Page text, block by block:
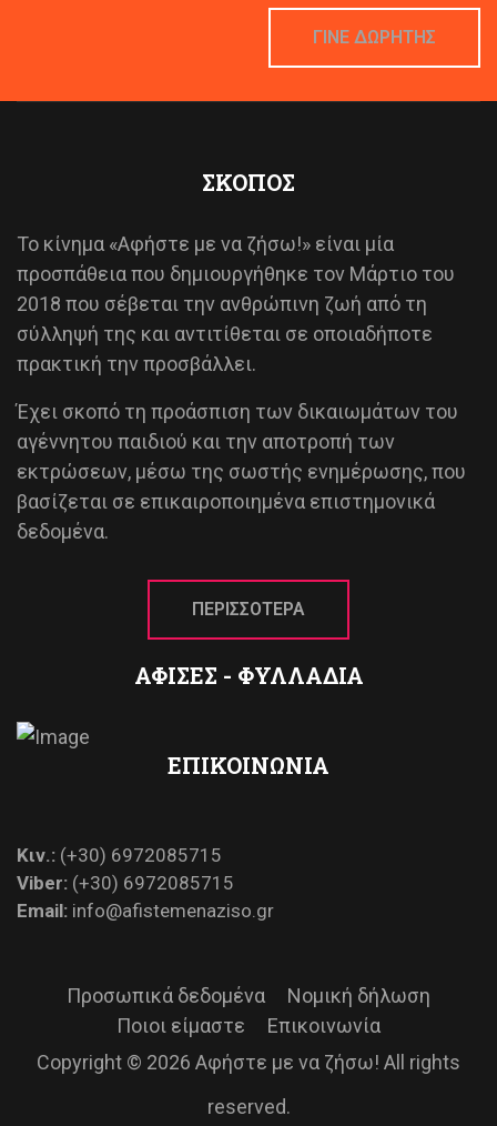
ΓΙΝΕ ΔΩΡΗΤΗΣ
ΣΚΟΠΟΣ
Το κίνημα «Αφήστε με να ζήσω!» είναι μία
προσπάθεια που δημιουργήθηκε τον Μάρτιο του
2018 που σέβεται την ανθρώπινη ζωή από τη
σύλληψή της και αντιτίθεται σε οποιαδήποτε
πρακτική την προσβάλλει.
Έχει σκοπό τη προάσπιση των δικαιωμάτων του
αγέννητου παιδιού και την αποτροπή των
εκτρώσεων, μέσω της σωστής ενημέρωσης, που
βασίζεται σε επικαιροποιημένα επιστημονικά
δεδομένα.
ΠΕΡΙΣΣΟΤΕΡΑ
ΑΦΙΣΕΣ - ΦΥΛΛΑΔΙΑ
ΕΠΙΚΟΙΝΩΝΙΑ
Κιν.: (+30) 6972085715
Viber: (+30) 6972085715
Email: info@afistemenaziso.gr
Προσωπικά δεδομένα
Νομική δήλωση
Ποιοι είμαστε
Επικοινωνία
Copyright © 2026 Αφήστε με να ζήσω! All rights
reserved.